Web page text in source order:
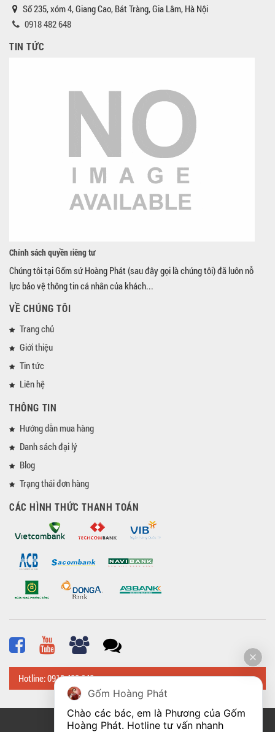
Số 235, xóm 4, Giang Cao, Bát Tràng, Gia Lâm, Hà Nội
0918 482 648
TIN TỨC
Chính sách quyền riêng tư
Chúng tôi tại Gốm sứ Hoàng Phát (sau đây gọi là chúng tôi) đã luôn nỗ
lực bảo vệ thông tin cá nhân của khách...
VỀ CHÚNG TÔI
Trang chủ
Giới thiệu
Tin tức
Liên hệ
THÔNG TIN
Hướng dẫn mua hàng
Danh sách đại lý
Blog
Trạng thái đơn hàng
CÁC HÌNH THỨC THANH TOÁN
Hotline: 0918 482 648
© Bản quyền thuộc vềHoangphatbattrang.vn
Gốm Hoàng Phát
Chào các bác, em là Phương của Gốm